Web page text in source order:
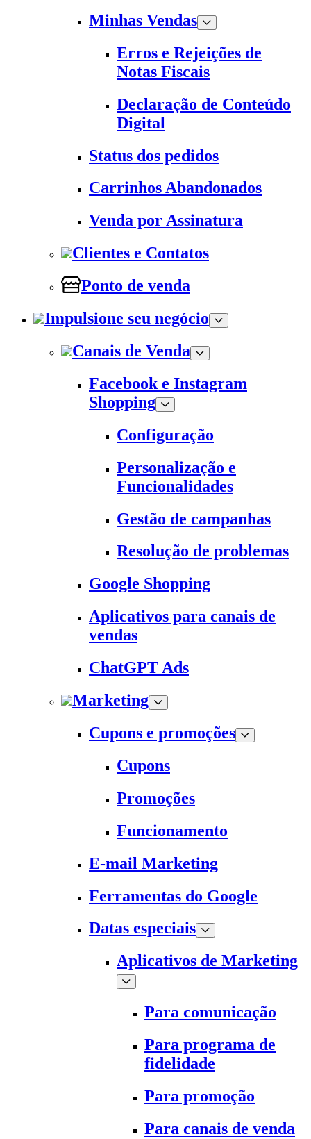
Minhas Vendas
Erros e Rejeições de
Notas Fiscais
Declaração de Conteúdo
Digital
Status dos pedidos
Carrinhos Abandonados
Venda por Assinatura
Clientes e Contatos
Ponto de venda
Impulsione seu negócio
Canais de Venda
Facebook e Instagram
Shopping
Configuração
Personalização e
Funcionalidades
Gestão de campanhas
Resolução de problemas
Google Shopping
Aplicativos para canais de
vendas
ChatGPT Ads
Marketing
Cupons e promoções
Cupons
Promoções
Funcionamento
E-mail Marketing
Ferramentas do Google
Datas especiais
Aplicativos de Marketing
Para comunicação
Para programa de
fidelidade
Para promoção
Para canais de venda